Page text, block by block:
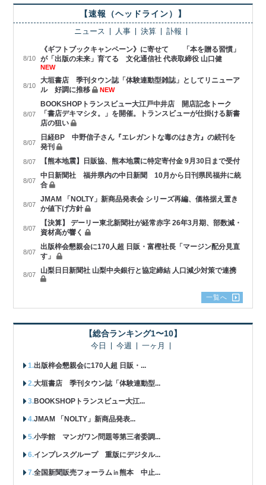
【速報（ヘッドライン）】
ニュース 人事 決算 訃報
8/10
《ギフトブックキャンペーン》に寄せて 「本を贈る習慣」
が「出版の未来」育てる 文化通信社 代表取締役 山口健
NEW
8/10
大垣書店 季刊タウン誌「体験連動型雑誌」としてリニューア
ル 好調に推移
NEW
8/07
BOOKSHOPトランスビュー大江戸中井店 開店記念トーク
「書店デキマシタ。」を開催。トランスビューが仕掛ける新書
店の狙い
8/07
日経BP 中野信子さん『エレガントな毒のはき方』の続刊を
発刊
8/07 【熊本地震】日販協、熊本地震に特定寄付金 9月30日まで受付
8/07
中日新聞社 福井県内の中日新聞 10月から日刊県民福井に統
合
8/07
JMAM 「NOLTY」新商品発表会 シリーズ再編、価格据え置き
か値下げ方針
8/07
【決算】 デーリー東北新聞社が経常赤字 26年3月期、部数減・
資材高が響く
8/07
出版梓会懇親会に170人超 日販・富樫社長「マージン配分見直
す」
8/07 山梨日日新聞社 山梨中央銀行と協定締結 人口減少対策で連携
一覧へ
【総合ランキング1〜10】
今日 今週 一ヶ月
出版梓会懇親会に170人超 日販・...
大垣書店 季刊タウン誌「体験連動型...
BOOKSHOPトランスビュー大江...
JMAM 「NOLTY」新商品発表...
小学館 マンガワン問題等第三者委調...
インプレスグループ 重版にデジタル...
全国新聞販売フォーラム㏌熊本 中止...